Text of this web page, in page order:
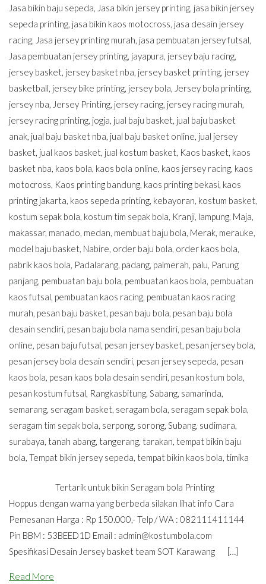
Jasa bikin baju sepeda, Jasa bikin jersey printing, jasa bikin jersey
sepeda printing, jasa bikin kaos motocross, jasa desain jersey
racing, Jasa jersey printing murah, jasa pembuatan jersey futsal,
Jasa pembuatan jersey printing, jayapura, jersey baju racing,
jersey basket, jersey basket nba, jersey basket printing, jersey
basketball, jersey bike printing, jersey bola, Jersey bola printing,
jersey nba, Jersey Printing, jersey racing, jersey racing murah,
jersey racing printing, jogja, jual baju basket, jual baju basket
anak, jual baju basket nba, jual baju basket online, jual jersey
basket, jual kaos basket, jual kostum basket, Kaos basket, kaos
basket nba, kaos bola, kaos bola online, kaos jersey racing, kaos
motocross, Kaos printing bandung, kaos printing bekasi, kaos
printing jakarta, kaos sepeda printing, kebayoran, kostum basket,
kostum sepak bola, kostum tim sepak bola, Kranji, lampung, Maja,
makassar, manado, medan, membuat baju bola, Merak, merauke,
model baju basket, Nabire, order baju bola, order kaos bola,
pabrik kaos bola, Padalarang, padang, palmerah, palu, Parung
panjang, pembuatan baju bola, pembuatan kaos bola, pembuatan
kaos futsal, pembuatan kaos racing, pembuatan kaos racing
murah, pesan baju basket, pesan baju bola, pesan baju bola
desain sendiri, pesan baju bola nama sendiri, pesan baju bola
online, pesan baju futsal, pesan jersey basket, pesan jersey bola,
pesan jersey bola desain sendiri, pesan jersey sepeda, pesan
kaos bola, pesan kaos bola desain sendiri, pesan kostum bola,
pesan kostum futsal, Rangkasbitung, Sabang, samarinda,
semarang, seragam basket, seragam bola, seragam sepak bola,
seragam tim sepak bola, serpong, sorong, Subang, sudimara,
surabaya, tanah abang, tangerang, tarakan, tempat bikin baju
bola, Tempat bikin jersey sepeda, tempat bikin kaos bola, timika
Tertarik untuk bikin Seragam bola Printing
Hoppus dengan warna yang berbeda silakan lihat info Cara
Pemesanan Harga : Rp 150.000,- Telp / WA : 082111411144
Pin BBM : 53BEED1D Email : admin@kostumbola.com
Spesifikasi Desain Jersey basket team SOT Karawang […]
Read More